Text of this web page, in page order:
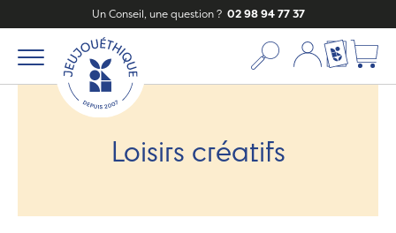
Un Conseil, une question ? 02 98 94 77 37
Mon compte
Ma liste
Loisirs créatifs